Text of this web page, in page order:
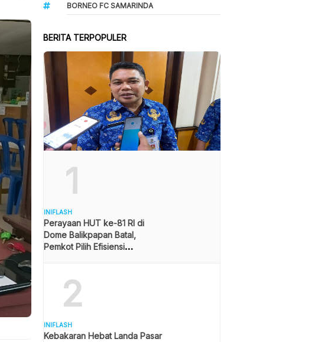
BORNEO FC SAMARINDA
BERITA TERPOPULER
1
INIFLASH
Perayaan HUT ke-81 RI di
Dome Balikpapan Batal,
Pemkot Pilih Efisiensi
2
INIFLASH
Kebakaran Hebat Landa Pasar